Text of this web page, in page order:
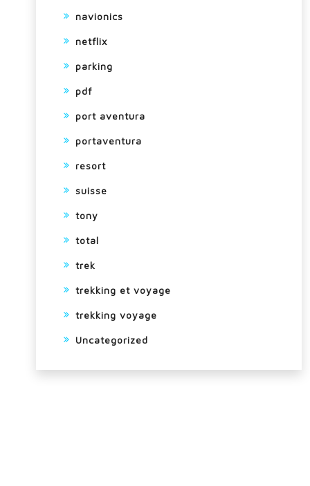
navionics
netflix
parking
pdf
port aventura
portaventura
resort
suisse
tony
total
trek
trekking et voyage
trekking voyage
Uncategorized